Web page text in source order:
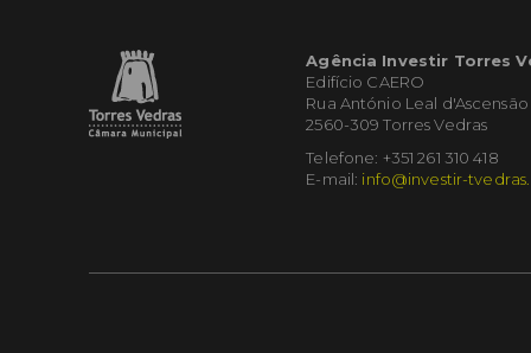
Agência Investir Torres
Edifício CAERO
Rua António Leal d'Ascensão
2560-309 Torres Vedras
Telefone: +351 261 310 418
E-mail: info@investir-